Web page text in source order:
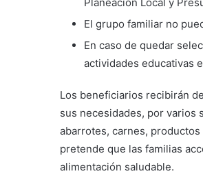
El grupo familiar no
En caso de quedar
actividades educativas
Los beneficiarios recibirán
sus necesidades, por varios
abarrotes, carnes,
pretende que las familias
alimentación saludable.